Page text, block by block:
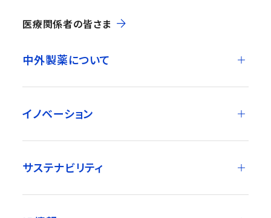
医療関係者の皆さま
中外製薬について
イノベーション
サステナビリティ